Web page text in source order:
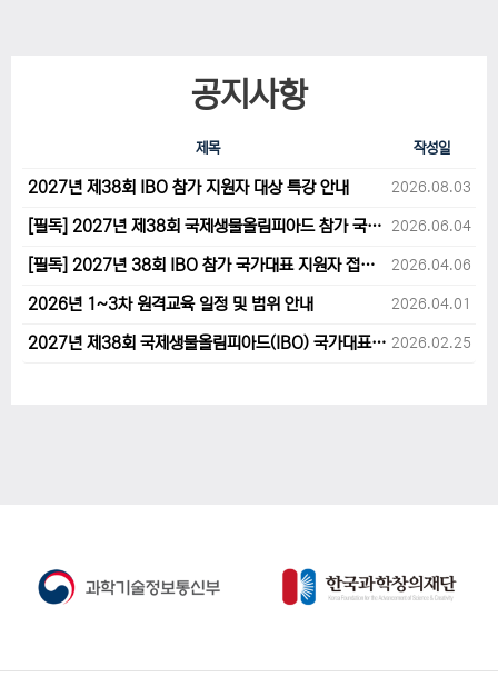
공지사항
제목 작성일
2027년 제38회 IBO 참가 지원자 대상 특강 안내 2026.08.03
[필독] 2027년 제38회 국제생물올림피아드 참가 국가대표 1차후보자 선발고사 범위 및 일정 안내 2026.06.04
[필독] 2027년 38회 IBO 참가 국가대표 지원자 접수 마감 및 원격교육 관련 공지사항 안내입니다. 2026.04.06
2026년 1~3차 원격교육 일정 및 범위 안내 2026.04.01
2027년 제38회 국제생물올림피아드(IBO) 국가대표 후보자 지원 안내 2026.02.25